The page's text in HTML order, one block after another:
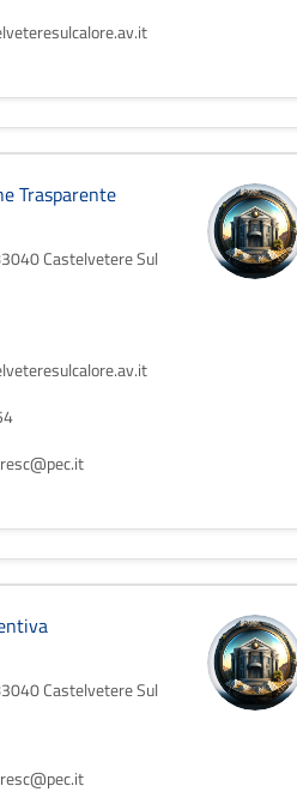
Trasparente
Castelvetere Sul
Castelvetere Sul